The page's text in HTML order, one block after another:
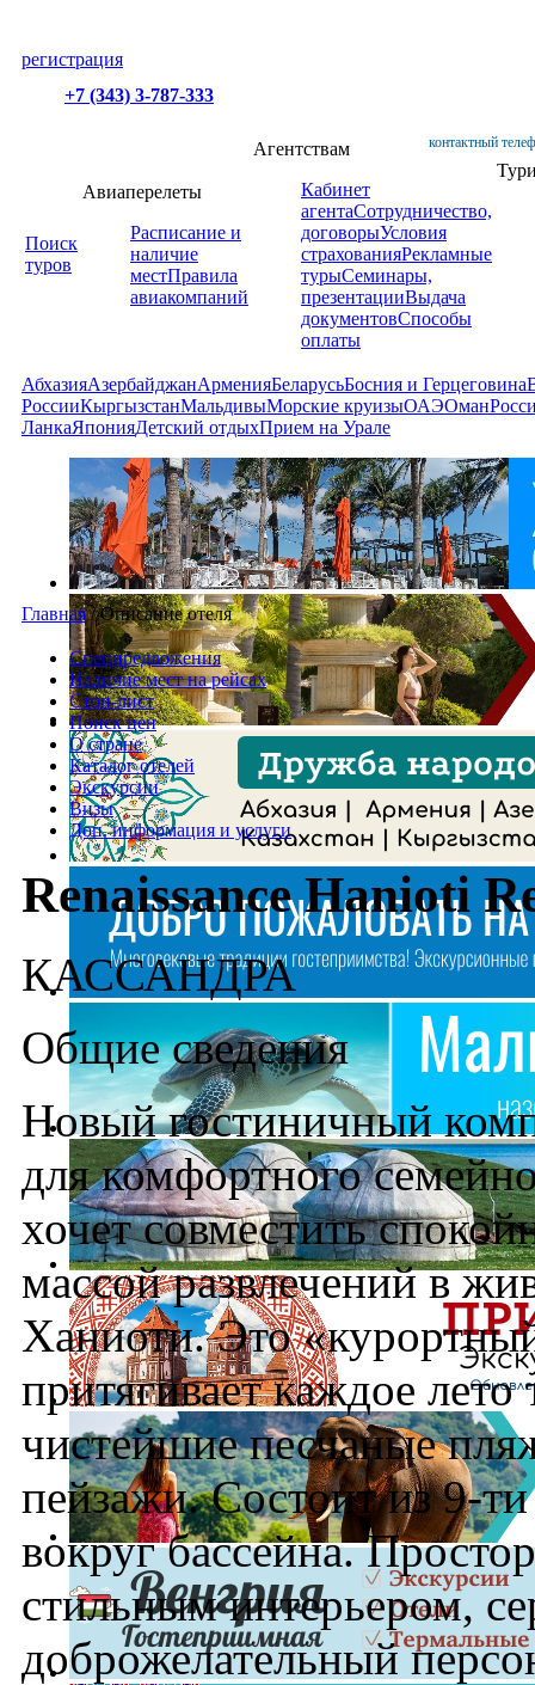
регистрация
+7 (343) 3-787-333
контактный
Поиск
туров
Авиаперелеты
Расписание и
наличие
местПравила
авиакомпаний
Агентствам
Кабинет
агентаСотрудничество,
договорыУсловия
страхованияРекламные
турыСеминары,
презентацииВыдача
документовСпособы
оплаты
АбхазияАзербайджанАрменияБеларусьБосния и Герцеговина
РоссииКыргызстанМальдивыМорские круизыОАЭОман
ЛанкаЯпонияДетский отдыхПрием на Урале
Главная /Описание отеля
Спецпредложения
Наличие мест на рейсах
Стоп-лист
Поиск цен
О стране
Каталог отелей
Экскурсии
Визы
Доп. информация и услуги
Renaissance Hanioti
КАССАНДРА
Общие сведения
Новый гостиничный
для комфортного
хочет совместить
массой развлечений в
Ханиоти. Это
притягивает каждое
чистейшие песчаные
пейзажи. Состоит из 9-
вокруг бассейна.
стильным интерьером,
доброжелательный